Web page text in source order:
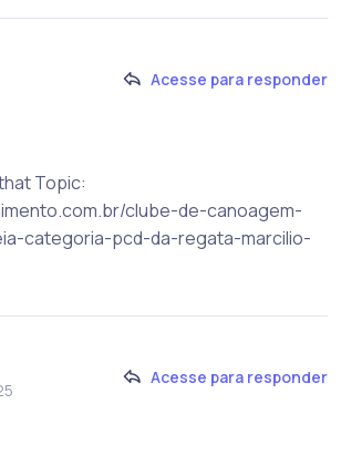
Acesse para responder
Topic:
clube-de-canoagem-
categoria-pcd-da-regata-marcilio-
Acesse para responder